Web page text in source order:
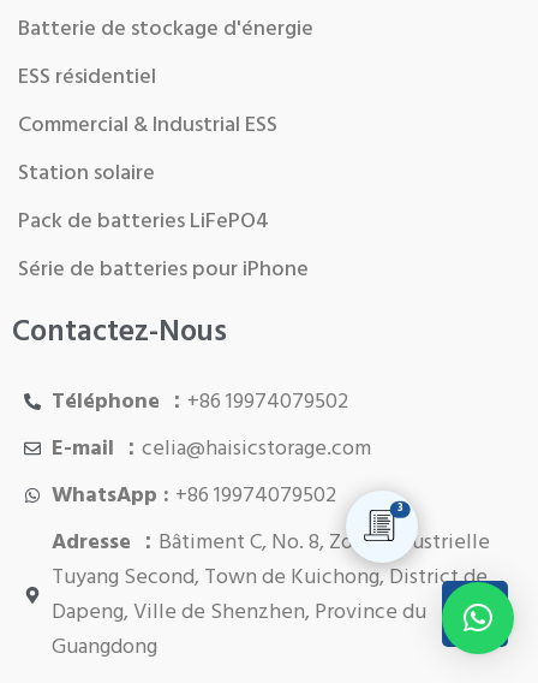
3
Batterie de stockage d'énergie
ESS résidentiel
Commercial & Industrial ESS
Station solaire
Pack de batteries LiFePO4
Série de batteries pour iPhone
Contactez-Nous
Téléphone ： +86 19974079502
E-mail ： celia@haisicstorage.com
WhatsApp : +86 19974079502
Adresse ： Bâtiment C, No. 8, Zone industrielle
Tuyang Second, Town de Kuichong, District de
Dapeng, Ville de Shenzhen, Province du
Guangdong